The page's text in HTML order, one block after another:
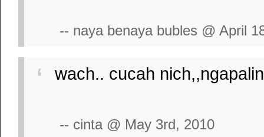
-- naya benaya bubles @ April
wach.. cucah
-- cinta @ May 3rd, 2010